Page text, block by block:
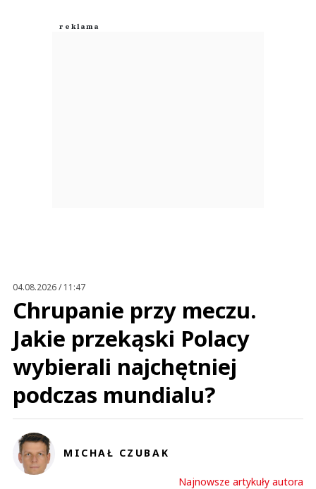
04.08.2026 / 11:47
Chrupanie przy meczu.
Jakie przekąski Polacy
wybierali najchętniej
podczas mundialu?
MICHAŁ CZUBAK
Najnowsze artykuły autora